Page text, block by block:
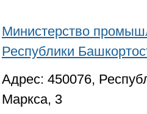
Министерство
Республики
Адрес: 450076,
Маркса, 3